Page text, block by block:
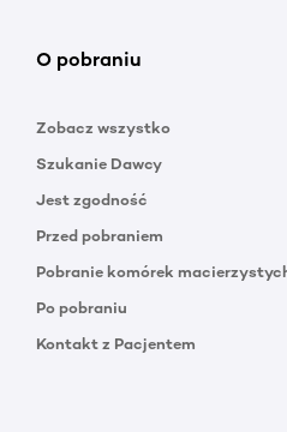
O pobraniu
Zobacz wszystko
Szukanie Dawcy
Jest zgodność
Przed pobraniem
Pobranie komórek
Po pobraniu
Kontakt z Pacjentem